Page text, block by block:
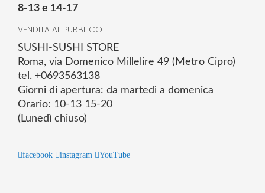
8-13 e 14-17
VENDITA AL PUBBLICO
SUSHI-SUSHI STORE
Roma, via Domenico Millelire 49 (Metro Cipro)
tel. +0693563138
Giorni di apertura: da martedì a domenica
Orario: 10-13 15-20
(Lunedì chiuso)
facebook instagram YouTube